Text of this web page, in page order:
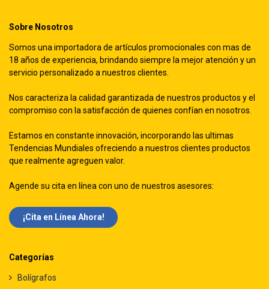
Sobre Nosotros
Somos una importadora de artículos promocionales con mas de
18 años de experiencia, brindando siempre la mejor atención y un
servicio personalizado a nuestros clientes.
Nos caracteriza la calidad garantizada de nuestros productos y el
compromiso con la satisfacción de quienes confían en nosotros.
Estamos en constante innovación, incorporando las ultimas
Tendencias Mundiales ofreciendo a nuestros clientes productos
que realmente agreguen valor.
Agende su cita en línea con uno de nuestros asesores:
¡Cita en Línea Ah​​ora!
Categorías
Bolígrafos